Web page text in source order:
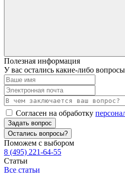
Полезная информация
У вас остались какие-либо
Согласен на обработку
Задать вопрос
Остались вопросы?
Поможем с выбором
8 (495) 221-64-55
Статьи
Все статьи